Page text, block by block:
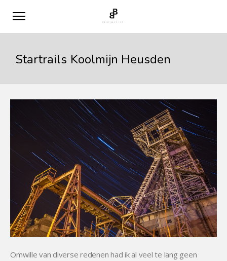
Startrails Koolmijn Heusden
Omwille van diverse redenen had ik al veel te lang geen